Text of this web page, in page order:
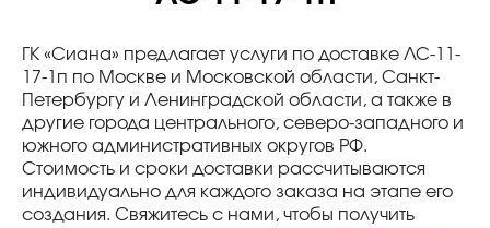
ГК «Сиана» предлагает услуги по доставке ЛС-11-
17-1п по Москве и Московской области, Санкт-
Петербургу и Ленинградской области, а также в
другие города центрального, северо-западного и
южного административных округов РФ.
Стоимость и сроки доставки рассчитываются
индивидуально для каждого заказа на этапе его
создания. Свяжитесь с нами, чтобы получить